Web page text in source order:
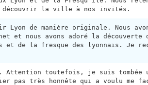
découvrir la ville à nos invités.
Lyon de manière originale. Nous
et nous avons adoré la découverte
et de la fresque des lyonnais. Je
Attention toutefois, je suis tombée
pas très honnête qui a voulu me